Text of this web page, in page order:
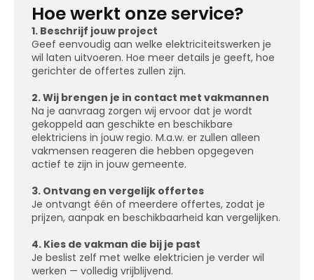
Hoe werkt onze service?
1. Beschrijf jouw project
Geef eenvoudig aan welke elektriciteitswerken je
wil laten uitvoeren. Hoe meer details je geeft, hoe
gerichter de offertes zullen zijn.
2. Wij brengen je in contact met vakmannen
Na je aanvraag zorgen wij ervoor dat je wordt
gekoppeld aan geschikte en beschikbare
elektriciens in jouw regio. M.a.w. er zullen alleen
vakmensen reageren die hebben opgegeven
actief te zijn in jouw gemeente.
3. Ontvang en vergelijk offertes
Je ontvangt één of meerdere offertes, zodat je
prijzen, aanpak en beschikbaarheid kan vergelijken.
4. Kies de vakman die bij je past
Je beslist zelf met welke elektricien je verder wil
werken — volledig vrijblijvend.